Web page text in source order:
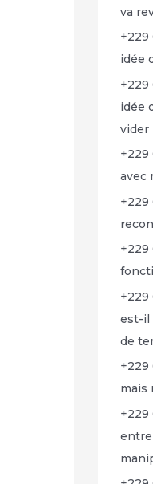
va
idée
idée
vider
avec
+229
+229
est-il
de
mais
+229